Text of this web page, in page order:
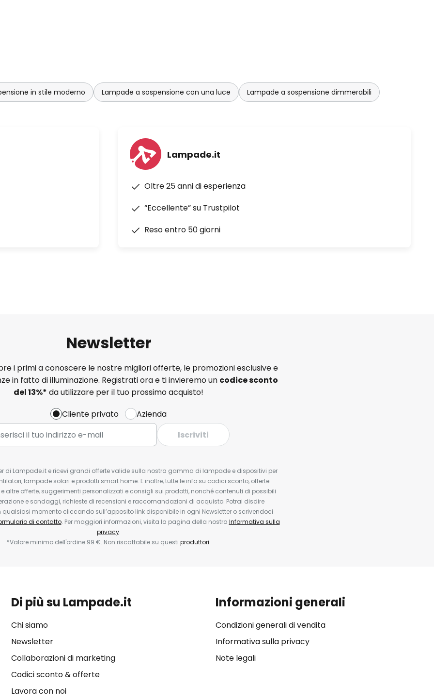
in stile moderno Lampade a sospensione con una luce Lampade a sospensione dimmerabili
Lampade.it
Oltre 25 anni di esperienza
“Eccellente” su Trustpilot
Reso entro 50 giorni
Newsletter
i primi a conoscere le nostre migliori offerte, le promozioni esclusive e
in fatto di illuminazione. Registrati ora e ti invieremo un codice sconto
del13%* da utilizzare per il tuo prossimo acquisto!
Cliente privato
Azienda
Iscriviti
di Lampade.it e ricevi grandi offerte valide sulla nostra gamma di lampade e dispositivi per
lampade solari e prodotti smart home. E inoltre, tutte le info su codici sconto, offerte
altre offerte, suggerimenti personalizzati e consigli sui prodotti, nonché contenuti di possibili
e sondaggi, richieste di recensioni e raccomandazioni di acquisto. Potrai disdire
momento cliccando sull’apposito link disponibile in ogni Newsletter o scrivendoci
di contatto. Per maggiori informazioni, visita la pagina della nostra Informativa sulla
privacy.
*Valore minimo dell'ordine 99 €. Non riscattabile su questi produttori.
Di più su Lampade.it
Chi siamo
Newsletter
Collaborazioni di marketing
Codici sconto & offerte
Lavora con noi
Informazioni generali
Condizioni generali di vendita
Informativa sulla privacy
Note legali